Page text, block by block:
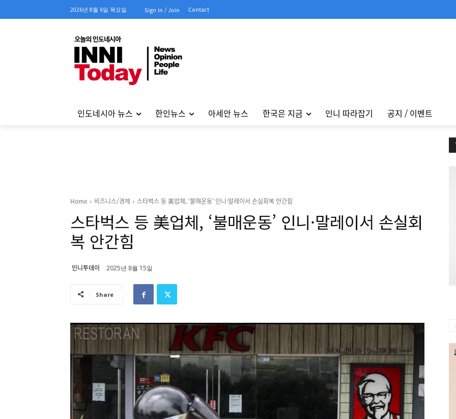
2026년 8월 6일 목요일 Sign in / Join Contact
인도네시아 뉴스 한인뉴스 아세안 뉴스 한국은 지금 인니 따라잡기 공지 / 이벤트
Home 비즈니스/경제 스타벅스 등 美업체, '불매운동' 인니·말레이서 손실회복 안간힘
스타벅스 등 美업체, ‘불매운동’ 인니·말레이서 손실회
복 안간힘
인니투데이 2025년 8월 15일
Share